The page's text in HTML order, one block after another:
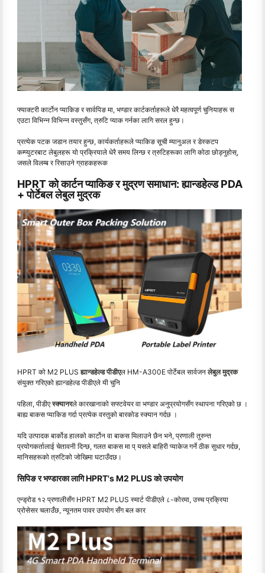
फ्याक्टरी कार्टोन प्याकिङ र सार्वपिङ मा, भण्डार कार्टकर्ताहरूले धेरै महत्वपूर्ण चुनियाहरू स
एउटा विभिन्न विभिन्न वस्तुसँग, त्रुटि प्याक गर्नका लागि सरल हुन्छ।
प्रत्येक पटक जडान तयार हुन्छ, कार्यकर्ताहरूले प्याकिङ सूची म्यानुअल र डेस्कटप
कम्प्युटरबाट लेबुलहरू यो प्रक्रियाले धेरै समय लिन्छ र त्रुटिहरूका लागि कोठा छोड्नुहोस्,
जसले विलम्ब र रिसाउने ग्राहकहरूक
HPRT को कार्टन प्याकिङ र मुद्रण समाधान: ह्यान्डहेल्ड PDA
+ पोर्टेबल लेबुल मुद्रक
HPRT को M2 PLUS ह्यान्डहेल्ड पीडीएल HM-A300E पोर्टेबल सार्वजन लेबुल मुद्रक
संयुक्त गरिएको ह्यान्डहेल्ड पीडीएले यी चुनि
पहिला, पीडीएस्क्यानरले कारखानाको सफ्टवेयर वा भण्डार अनुप्रयोगसँग स्थापना गरिएको छ ।
बाह्य बाकस प्याकिङ गर्दा प्रत्येक वस्तुको बारकोड स्क्यान गर्दछ ।
यदि उत्पादक बार्कोड हालको कार्टोन वा बाकस मिलाउने छैन भने, प्रणाली तुरुन्त
प्रयोगकर्तालाई चेतावनी दिन्छ, गलत बाकस मा प् यसले बाहिरी प्याकेज गर्ने ठीक सुधार गर्दछ,
मानिसहरूको त्रुटिको जोखिमा घटाउँदछ।
सिपिङ र भण्डारका लागि HPRT's M2 PLUS को उपयोग
एन्ड्रोड १२ प्रणालीसँग HPRT M2 PLUS स्मार्ट पीडीएले ८-कोरमा, उच्च प्रक्रिया
प्रोसेसर चलाउँछ, न्यूनतम पावर उपयोग सँग बल कार